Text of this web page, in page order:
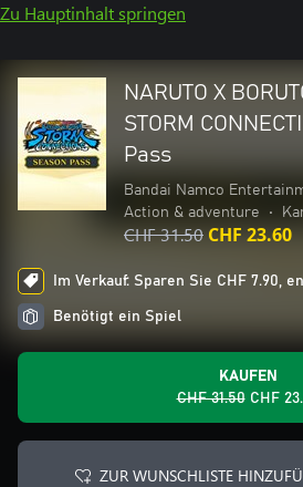
Zu Hauptinhalt springen
NARUTO X
STORM
Pass
Bandai Namco
Action & adventure
•
CHF 31.50 CHF 23.60
Im Verkauf: Sparen Sie CHF 7.90,
Benötigt ein Spiel
KAUFEN
CHF 31.50 CHF
ZUR WUNSCHLISTE